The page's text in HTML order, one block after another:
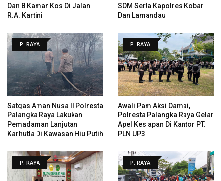
Dan 8 Kamar Kos Di Jalan
R.A. Kartini
SDM Serta Kapolres Kobar
Dan Lamandau
P. RAYA
Satgas Aman Nusa II Polresta
Palangka Raya Lakukan
Pemadaman Lanjutan
Karhutla Di Kawasan Hiu Putih
P. RAYA
Awali Pam Aksi Damai,
Polresta Palangka Raya Gelar
Apel Kesiapan Di Kantor PT.
PLN UP3
P. RAYA P. RAYA